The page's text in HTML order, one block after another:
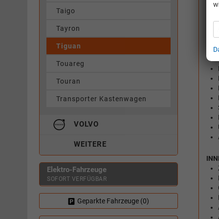
Taigo
Tayron
Tiguan
Touareg
Touran
Transporter Kastenwagen
VOLVO
WEITERE
Elektro-Fahrzeuge
SOFORT VERFÜGBAR
Geparkte Fahrzeuge (0)